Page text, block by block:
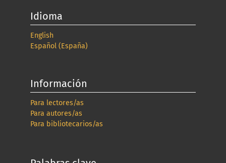
Idioma
English
Español (España)
Información
Para lectores/as
Para autores/as
Para bibliotecarios/as